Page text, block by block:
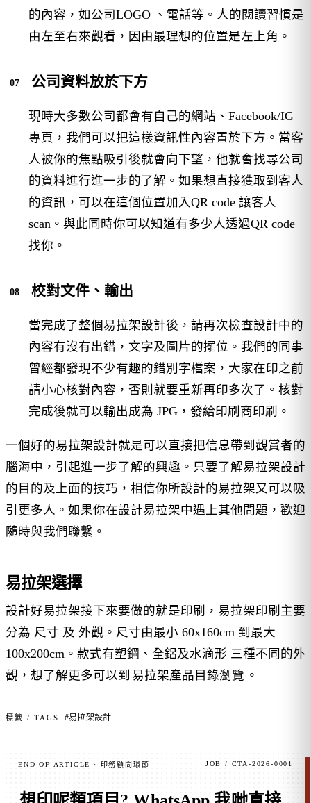
的內容，如公司LOGO 、電話等。人的閱讀習慣是
由左至右來觀看，因由最理想的位置是左上角。
公司資料放於下方
現時大多數公司都會有自己的網站、Facebook/IG
專頁，我們可以把這樣資訊性內容置於下方。當客
人被你的焦點吸引後就會向下望，他就會找尋公司
的資料進行進一步的了解。如果想直接獲取到客人
的資訊，可以在這個位置加入QR code 讓客人
scan。與此同時你可以知道有多少人透過QR code
找你。
校對文件、輸出
當完成了整個易拉架設計後，請再次檢查設計中的
內容有沒有出錯，文字及圖片的擺位。我們的同事
曾經都發現不少有趣的錯別字檔案，大家在印之前
請小心核對內容，否則就要重新再印多次了。核對
完成後就可以輸出成為 JPG，發給印刷商印刷。
一個好的易拉架設計就是可以直接把信息帶到觀賞者的
腦海中，引起進一步了解的興趣。只要了解易拉架設計
的目的及上面的技巧，相信你所設計的易拉架又可以吸
引更多人。如果你在設計易拉架中遇上其他問題，歡迎
隨時與我們聯繫。
易拉架選擇
設計好易拉架接下來要做的就是印刷，易拉架印刷主要
分為 尺寸 及 外觀。尺寸由最小 60x160cm 到最大
100x200cm。款式有塑鋼、全鋁及水滴形 三種不同的外
觀，想了解更多可以到 易拉架產品目錄瀏覽 。
標籤 / TAGS #易拉架設計
END OF ARTICLE · 印務顧問環節 JOB / CTA-2026-0001